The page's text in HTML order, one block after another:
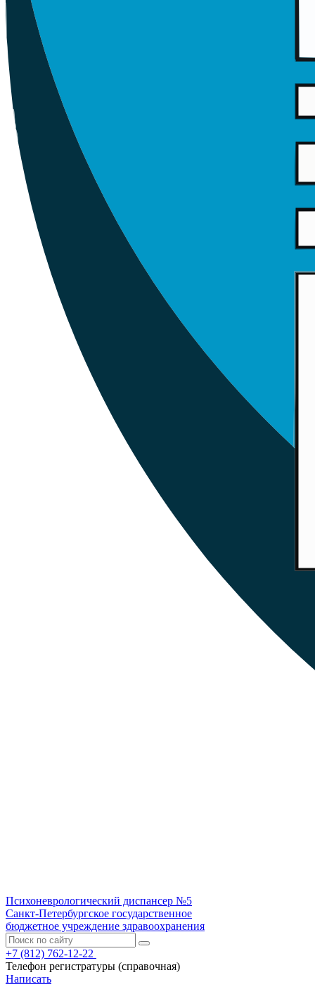
Психоневрологический диспансер №5
Санкт-Петербургское государственное
бюджетное учреждение здравоохранения
+7 (812) 762-12-22
Телефон регистратуры (справочная)
Написать